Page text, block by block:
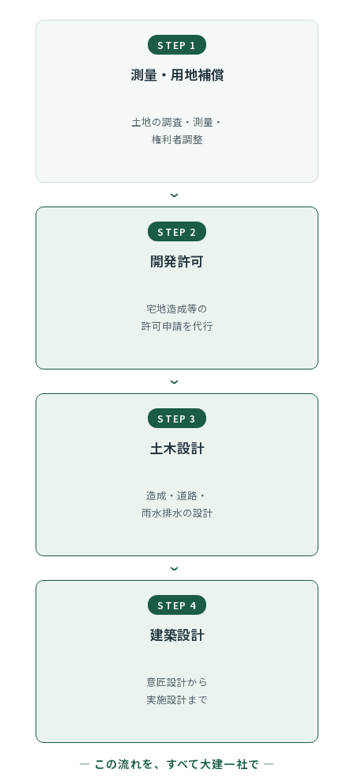
STEP 1
測量・用地補償
土地の調査・測量・
権利者調整
›
STEP 2
開発許可
宅地造成等の
許可申請を代行
›
STEP 3
土木設計
造成・道路・
雨水排水の設計
›
STEP 4
建築設計
意匠設計から
実施設計まで
― この流れを、すべて大建一社で ―